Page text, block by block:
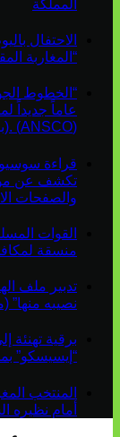
المملكة
الاحتفال
“المغاربة
“الخطوط
عاماً جديداً
(ANSCO) .(بيان صحفي )
قراءة
تكشف عن موت
والصفحات
القوات
منسقة
تدبير ملف
نصيبه
برقية تهنئة
“إيسيسكو”
المنتخب
أمام نظيره